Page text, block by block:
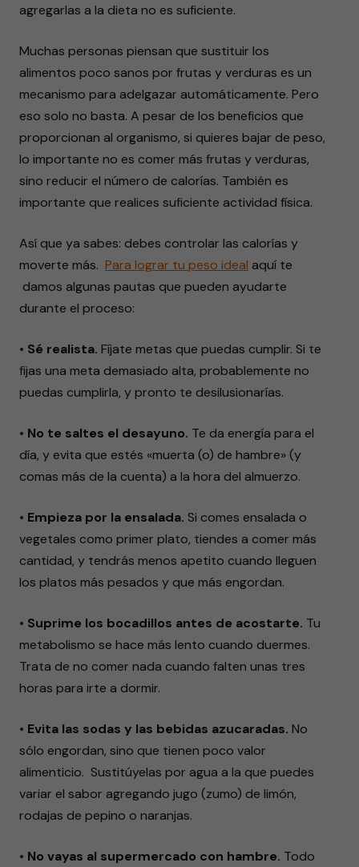
agregarlas a la dieta no es suficiente.
Muchas personas piensan que sustituir los
alimentos poco sanos por frutas y verduras es un
mecanismo para adelgazar automáticamente. Pero
eso solo no basta. A pesar de los beneficios que
proporcionan al organismo, si quieres bajar de peso,
lo importante no es comer más frutas y verduras,
sino reducir el número de calorías. También es
importante que realices suficiente actividad física.
Así que ya sabes: debes controlar las calorías y
moverte más. Para lograr tu peso ideal aquí te
damos algunas pautas que pueden ayudarte
durante el proceso:
• Sé realista. Fíjate metas que puedas cumplir. Si te
fijas una meta demasiado alta, probablemente no
puedas cumplirla, y pronto te desilusionarías.
• No te saltes el desayuno. Te da energía para el
día, y evita que estés «muerta (o) de hambre» (y
comas más de la cuenta) a la hora del almuerzo.
• Empieza por la ensalada. Si comes ensalada o
vegetales como primer plato, tiendes a comer más
cantidad, y tendrás menos apetito cuando lleguen
los platos más pesados y que más engordan.
• Suprime los bocadillos antes de acostarte. Tu
metabolismo se hace más lento cuando duermes.
Trata de no comer nada cuando falten unas tres
horas para irte a dormir.
• Evita las sodas y las bebidas azucaradas. No
sólo engordan, sino que tienen poco valor
alimenticio. Sustitúyelas por agua a la que puedes
variar el sabor agregando jugo (zumo) de limón,
rodajas de pepino o naranjas.
• No vayas al supermercado con hambre. Todo